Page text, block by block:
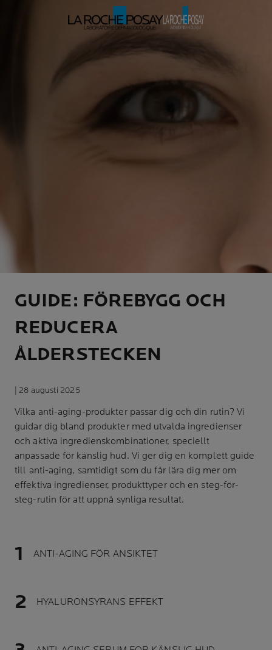
GUIDE: FÖREBYGG OCH
REDUCERA
ÅLDERSTECKEN
| 28 augusti 2025
Vilka anti-aging-produkter passar dig och din rutin? Vi
guidar dig bland produkter med utvalda ingredienser
och aktiva ingredienskombinationer, speciellt
anpassade för känslig hud. Vi ger dig en komplett guide
till anti-aging, samtidigt som du får lära dig mer om
effektiva ingredienser, produkttyper och en steg-för-
steg-rutin för att uppnå synliga resultat.
ANTI-AGING FÖR ANSIKTET
HYALURONSYRANS EFFEKT